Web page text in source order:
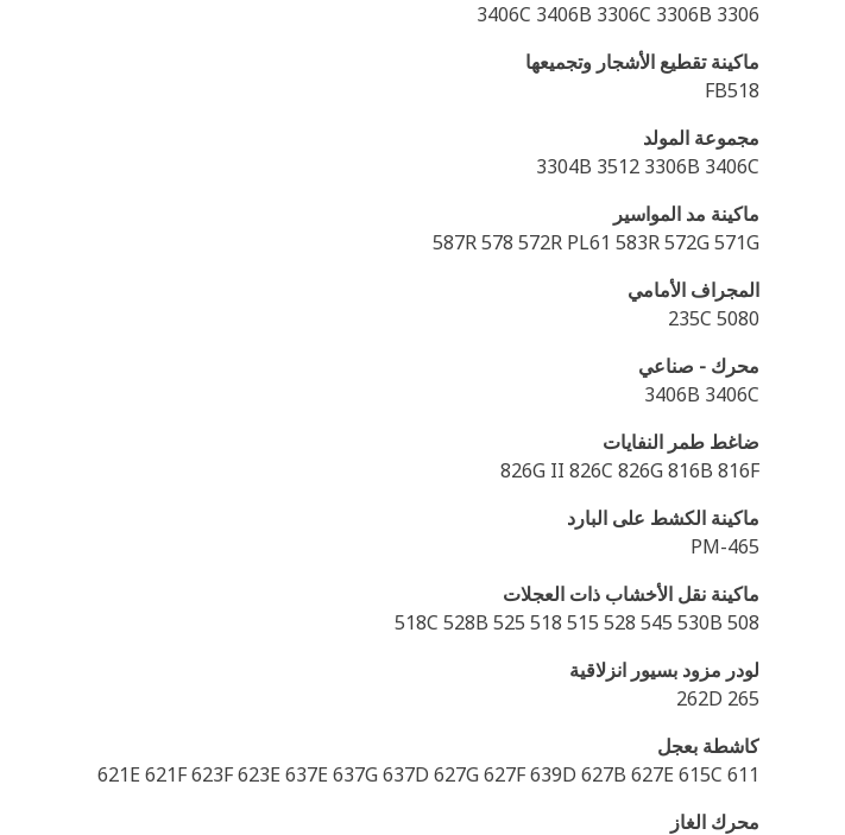
3406C 3406B 3306C 3306B 3306
ماكينة تقطيع الأشجار وتجميعها
FB518
مجموعة المولد
3304B 3512 3306B 3406C
ماكينة مد المواسير
587R 578 572R PL61 583R 572G 571G
المجراف الأمامي
235C 5080
محرك - صناعي
3406B 3406C
ضاغط طمر النفايات
826G II 826C 826G 816B 816F
ماكينة الكشط على البارد
PM-465
ماكينة نقل الأخشاب ذات العجلات
518C 528B 525 518 515 528 545 530B 508
لودر مزود بسيور انزلاقية
262D 265
كاشطة بعجل
621E 621F 623F 623E 637E 637G 637D 627G 627F 639D 627B 627E 615C 611
محرك الغاز